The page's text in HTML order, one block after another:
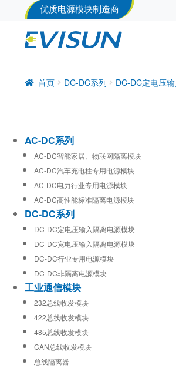
优质电源模块制造商
首页 DC-DC系列 DC-DC定电压
AC-DC系列
AC-DC智能家居、物联网隔离模块
AC-DC汽车充电柱专用电源模块
AC-DC电力行业专用电源模块
AC-DC高性能标准隔离电源模块
DC-DC系列
DC-DC定电压输入隔离电源模块
DC-DC宽电压输入隔离电源模块
DC-DC行业专用电源模块
DC-DC非隔离电源模块
工业通信模块
232总线收发模块
422总线收发模块
485总线收发模块
CAN总线收发模块
总线隔离器